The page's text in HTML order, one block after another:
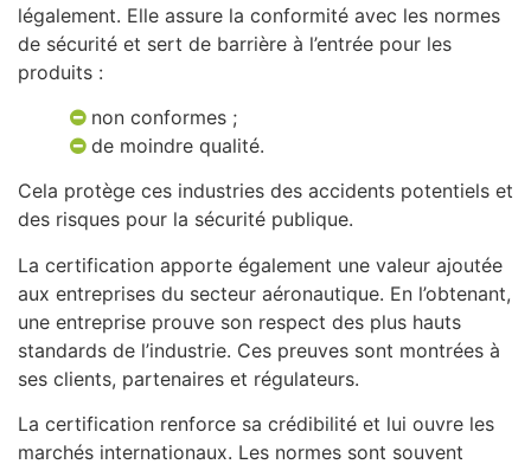
légalement. Elle assure la conformité avec les normes
de sécurité et sert de barrière à l’entrée pour les
produits :
non conformes ;
de moindre qualité.
Cela protège ces industries des accidents potentiels et
des risques pour la sécurité publique.
La certification apporte également une valeur ajoutée
aux entreprises du secteur aéronautique. En l’obtenant,
une entreprise prouve son respect des plus hauts
standards de l’industrie. Ces preuves sont montrées à
ses clients, partenaires et régulateurs.
La certification renforce sa crédibilité et lui ouvre les
marchés internationaux. Les normes sont souvent